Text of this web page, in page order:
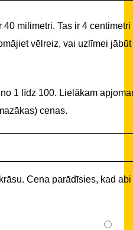
milimetri. Tas ir 4 centimetri
vēlreiz, vai uzlīmei jābūt
1 līdz 100. Lielākam
cenas.
Cena parādīsies, kad abi